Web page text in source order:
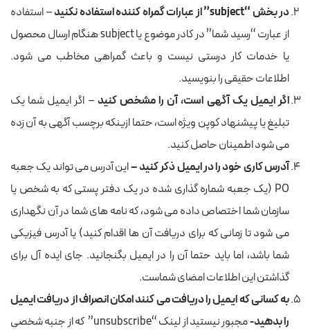
در بخش “subject” از عبارات گمراه کننده استفاده نکنید– استفاده
از عبارت “رسید شما” در کادر موضوع یا subject هنگام ارسال محصول
یا خدمات کار درستی نیست و باعث گمراهی مخاطب می شود.
اطلاعات حقیقی را بنویسید.
اگر ایمیل یک آگهی است، آن را مشخص کنید– اگر ایمیل شما یک
تبلیغ یا پیشنهاد کوپن ویژه است، حتما ازینکه برچسب آگهی به آن زده
می شود اطمینان حاصل کنید.
آدرس کاری خود را در ایمیل ذکر کنید –این آدرس می تواند یک جعبه
PO (یک جعبه شماره گذاری شده در یک دفتر پستی که به شخص یا
سازمان شما اختصاص داده می شود، که نامه های شما در آن نگهداری
می شود تا زمانی که برای دریافت آن ها اقدام کنید) یا آدرس فیزیکی
شما باشد، اما باید حتما آن را در ایمیل بگنجانید. جای ایده آل برای
گذاشتن این اطلاعات امضای شماست.
به کسانی که ایمیل را دریافت می کنند امکان انصراف از دریافت ایمیل
را بدهید-
مجبور نیستید از لینک “unsubscribe” که از جنبه شخصی